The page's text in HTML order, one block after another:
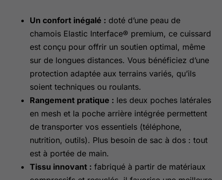
Un confort inégalé : doté d’une peau de
chamois Elastic Interface® premium, ce cuissard
est conçu pour offrir un soutien optimal, même
sur de longues distances. Vous bénéficiez d’une
protection adaptée aux terrains variés, qu’ils
soient techniques ou roulants.
Rangement pratique : les deux poches latérales
en mesh et la poche arrière intégrée permettent
de transporter vos essentiels (téléphone,
nutrition, outils). Plus besoin de sac à dos : tout
est à portée de main.
Tissu innovant : fabriqué à partir de matériaux